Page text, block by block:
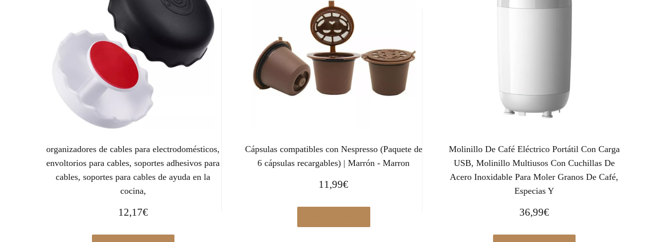
organizadores de cables para electrodomésticos,
envoltorios para cables, soportes adhesivos para
cables, soportes para cables de ayuda en la
cocina,
12,17€
Cápsulas compatibles con Nespresso (Paquete de
6 cápsulas recargables) | Marrón - Marron
11,99€
Molinillo De Café Eléctrico Portátil Con Carga
USB, Molinillo Multiusos Con Cuchillas De
Acero Inoxidable Para Moler Granos De Café,
Especias Y
36,99€